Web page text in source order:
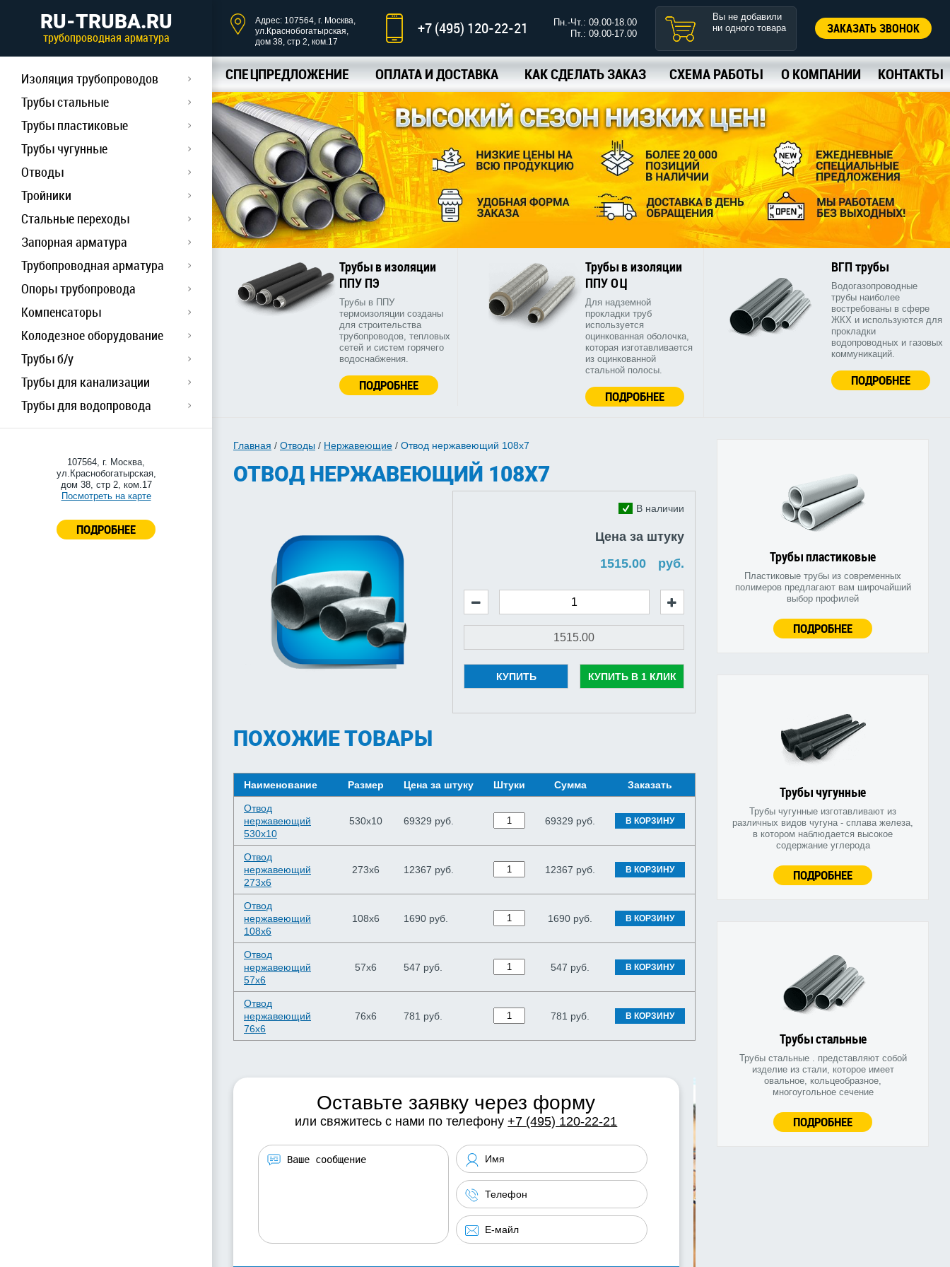
RU-TRUBA.RU
трубопроводная арматура
Изоляция трубопроводов
Трубы стальные
Трубы пластиковые
Трубы чугунные
Отводы
Тройники
Стальные переходы
Запорная арматура
Трубопроводная арматура
Опоры трубопровода
Компенсаторы
Колодезное оборудование
Трубы б/у
Трубы для канализации
Трубы для водопровода
107564, г. Москва,
ул.Краснобогатырская,
дом 38, стр 2, ком.17
Посмотреть на карте
ПОДРОБНЕЕ
Адрес: 107564, г. Москва,
ул.Краснобогатырская,
дом 38, стр 2, ком.17
+7 (495) 120-22-21
Пн.-Чт.: 09.00-18.00
Пт.: 09.00-17.00
Вы не добавили
ни одного товара
ЗАКАЗАТЬ ЗВОНОК
СПЕЦПРЕДЛОЖЕНИЕ ОПЛАТА И ДОСТАВКА КАК СДЕЛАТЬ ЗАКАЗ СХЕМА РАБОТЫ О КОМПАНИИ КОНТАКТЫ
Трубы в изоляции
ППУ ПЭ
Трубы в ППУ
термоизоляции созданы
для строительства
трубопроводов, тепловых
сетей и систем горячего
водоснабжения.
ПОДРОБНЕЕ
Трубы в изоляции
ППУ ОЦ
Для надземной
прокладки труб
используется
оцинкованная оболочка,
которая изготавливается
из оцинкованной
стальной полосы.
ПОДРОБНЕЕ
ВГП трубы
Водогазопроводные
трубы наиболее
востребованы в сфере
ЖКХ и используются для
прокладки
водопроводных и газовых
коммуникаций.
ПОДРОБНЕЕ
Трубы пластиковые
Пластиковые трубы из современных
полимеров предлагают вам широчайший
выбор профилей
ПОДРОБНЕЕ
Трубы чугунные
Трубы чугунные изготавливают из
различных видов чугуна - сплава железа,
в котором наблюдается высокое
содержание углерода
ПОДРОБНЕЕ
Трубы стальные
Трубы стальные . представляют собой
изделие из стали, которое имеет
овальное, кольцеобразное,
многоугольное сечение
ПОДРОБНЕЕ
Главная / Отводы / Нержавеющие / Отвод нержавеющий 108х7
ОТВОД НЕРЖАВЕЮЩИЙ 108Х7
В наличии
Цена за штуку
руб.
КУПИТЬ КУПИТЬ В 1 КЛИК
ПОХОЖИЕ ТОВАРЫ
Наименование Размер Цена за штуку Штуки Сумма Заказать
Отвод
нержавеющий
530х10
530х10 69329 руб. 69329 руб. В КОРЗИНУ
Отвод
нержавеющий
273х6
273х6 12367 руб. 12367 руб. В КОРЗИНУ
Отвод
нержавеющий
108х6
108х6 1690 руб. 1690 руб. В КОРЗИНУ
Отвод
нержавеющий
57х6
57х6 547 руб. 547 руб. В КОРЗИНУ
Отвод
нержавеющий
76х6
76х6 781 руб. 781 руб. В КОРЗИНУ
Оставьте заявку через форму
или свяжитесь с нами по телефону+7 (495) 120-22-21